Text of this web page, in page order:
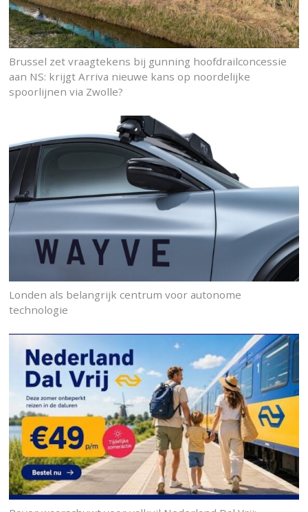
Brussel zet vraagtekens bij gunning hoofdrailconcessie
aan NS: krijgt Arriva nieuwe kans op noordelijke
spoorlijnen via Zwolle?
Londen als belangrijk centrum voor autonome
technologie